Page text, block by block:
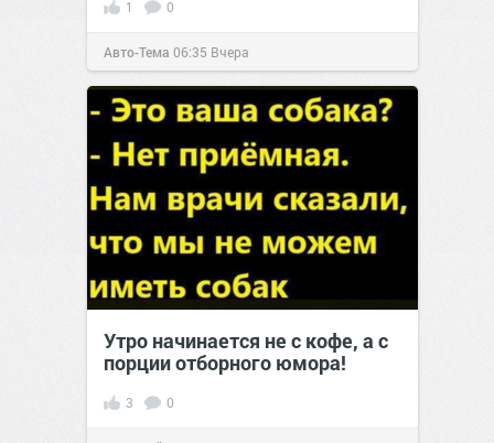
1 0
Авто-Тема 06:35 Вчера
Утро начинается не с кофе, а с
порции отборного юмора!
3 0